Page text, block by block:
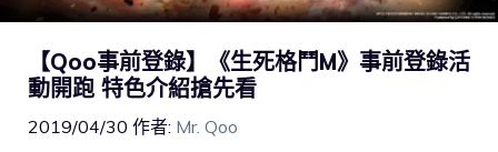
【Qoo事前登錄】《生死格鬥M》事前登錄活
動開跑 特色介紹搶先看
2019/04/30 作者: Mr. Qoo